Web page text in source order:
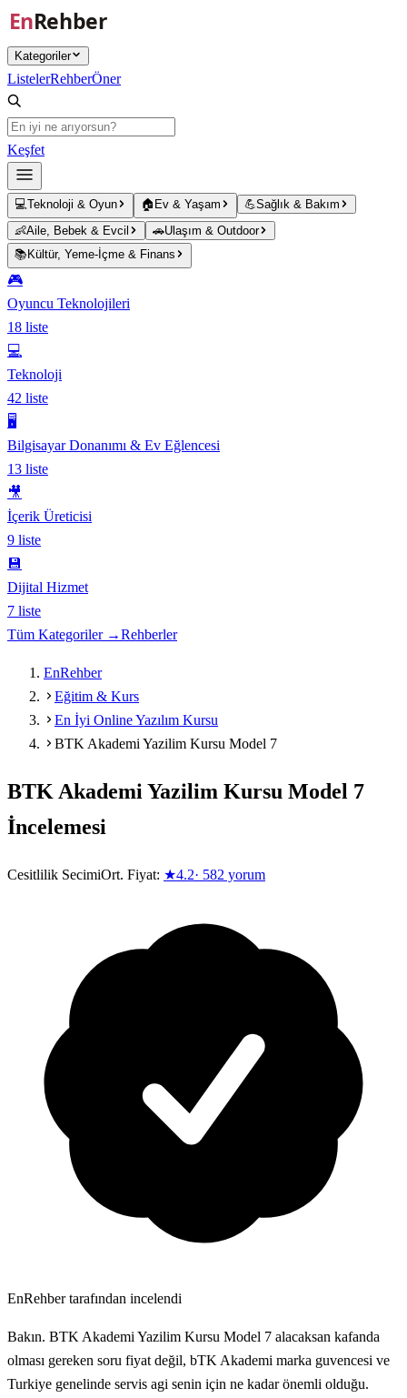
Ana içeriğe atla
Kategoriler
ListelerRehberÖner
Keşfet
💻Teknoloji & Oyun 🏠 Ev & Yaşam 💪Sağlık & Bakım
👶Aile, Bebek & Evcil 🚗Ulaşım & Outdoor
📚 Kültür, Yeme-İçme & Finans
🎮
Oyuncu Teknolojileri
18 liste
💻
Teknoloji
42 liste
🖥️
Bilgisayar Donanımı & Ev Eğlencesi
13 liste
🎥
İçerik Üreticisi
9 liste
💾
Dijital Hizmet
7 liste
Tüm Kategoriler →Rehberler
EnRehber
Eğitim & Kurs
En İyi Online Yazılım Kursu
BTK Akademi Yazilim Kursu Model 7
BTK Akademi Yazilim Kursu Model 7
İncelemesi
Cesitlilik SecimiOrt. Fiyat: ★4.2· 582 yorum
EnRehber tarafından incelendi
Bakın. BTK Akademi Yazilim Kursu Model 7 alacaksan kafanda
olması gereken soru fiyat değil, bTK Akademi marka guvencesi ve
Turkiye genelinde servis agi senin için ne kadar önemli olduğu.